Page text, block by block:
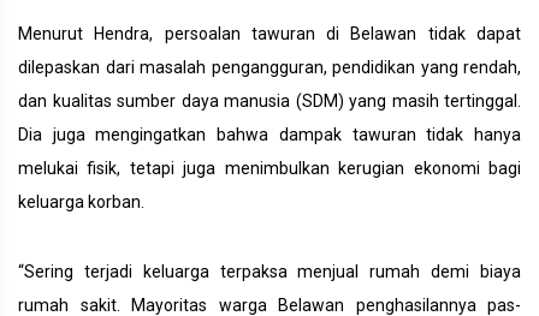
Menurut Hendra, persoalan tawuran di Belawan tidak dapat
dilepaskan dari masalah pengangguran, pendidikan yang rendah,
dan kualitas sumber daya manusia (SDM) yang masih tertinggal.
Dia juga mengingatkan bahwa dampak tawuran tidak hanya
melukai fisik, tetapi juga menimbulkan kerugian ekonomi bagi
keluarga korban.
“Sering terjadi keluarga terpaksa menjual rumah demi biaya
rumah sakit. Mayoritas warga Belawan penghasilannya pas-